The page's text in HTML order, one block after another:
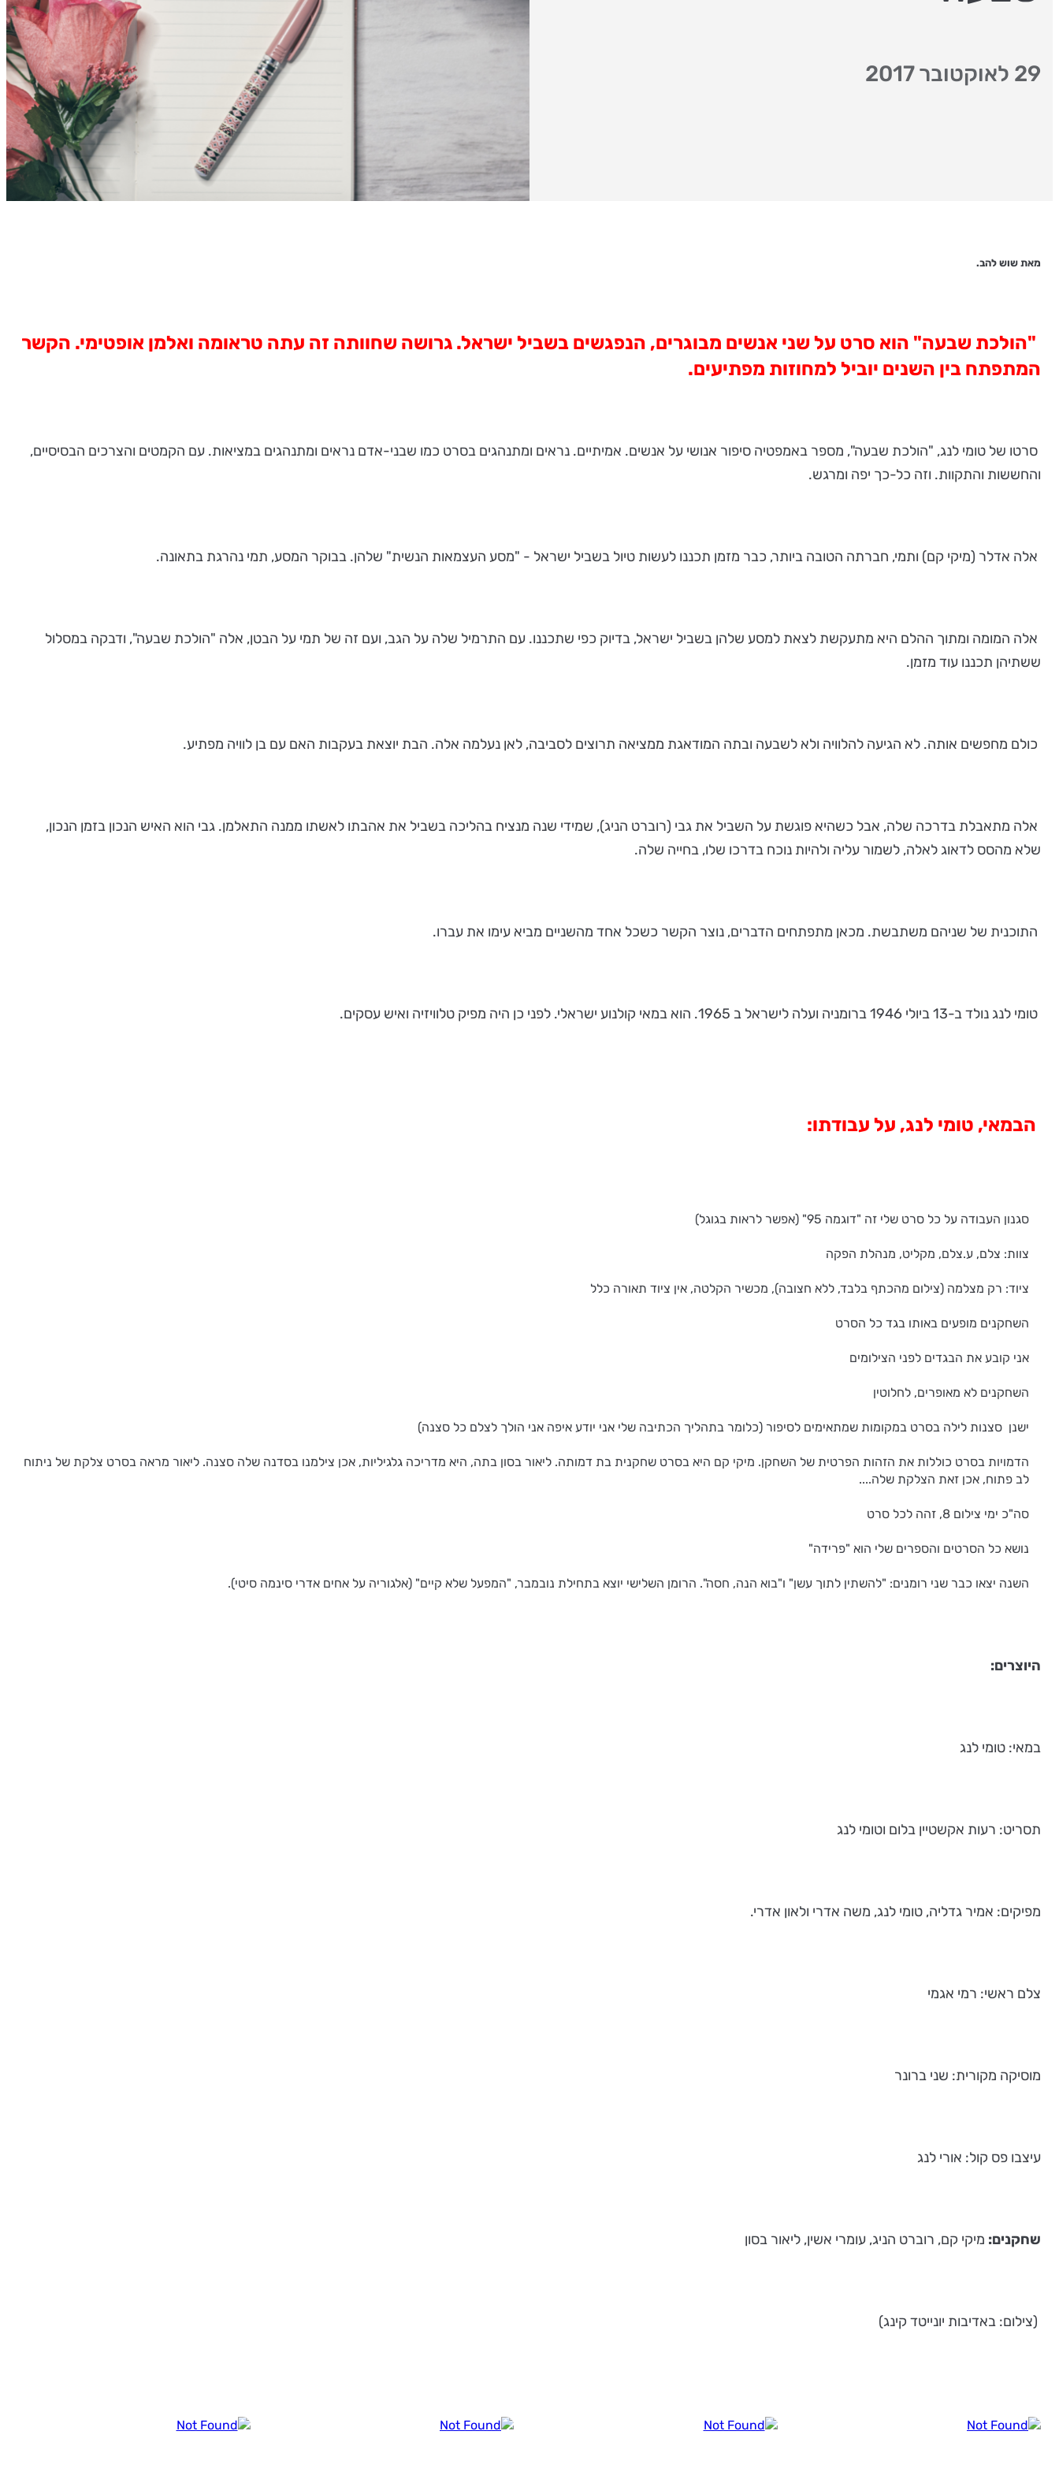
29 לאוקטובר 2017
מאת שוש להב.
"הולכת שבעה" הוא סרט על שני אנשים מבוגרים, הנפגשים בשביל ישראל. גרושה שחוותה זה עתה טראומה ואלמן אופטימי. הקשר
המתפתח בין השנים יוביל למחוזות מפתיעים.
סרטו של טומי לנג, "הולכת שבעה", מספר באמפטיה סיפור אנושי על אנשים. אמיתיים. נראים ומתנהגים בסרט כמו שבני-אדם נראים ומתנהגים במציאות. עם הקמטים והצרכים הבסיסיים,
והחששות והתקוות. וזה כל-כך יפה ומרגש.
אלה אדלר (מיקי קם) ותמי, חברתה הטובה ביותר, כבר מזמן תכננו לעשות טיול בשביל ישראל - "מסע העצמאות הנשית" שלהן. בבוקר המסע, תמי נהרגת בתאונה.
אלה המומה ומתוך ההלם היא מתעקשת לצאת למסע שלהן בשביל ישראל, בדיוק כפי שתכננו. עם התרמיל שלה על הגב, ועם זה של תמי על הבטן, אלה "הולכת שבעה", ודבקה במסלול
ששתיהן תכננו עוד מזמן.
כולם מחפשים אותה. לא הגיעה להלוויה ולא לשבעה ובתה המודאגת ממציאה תרוצים לסביבה, לאן נעלמה אלה. הבת יוצאת בעקבות האם עם בן לוויה מפתיע.
אלה מתאבלת בדרכה שלה, אבל כשהיא פוגשת על השביל את גבי (רוברט הניג), שמידי שנה מנציח בהליכה בשביל את אהבתו לאשתו ממנה התאלמן. גבי הוא האיש הנכון בזמן הנכון,
שלא מהסס לדאוג לאלה, לשמור עליה ולהיות נוכח בדרכו שלו, בחייה שלה.
התוכנית של שניהם משתבשת. מכאן מתפתחים הדברים, נוצר הקשר כשכל אחד מהשניים מביא עימו את עברו.
טומי לנג נולד ב-13 ביולי 1946 ברומניה ועלה לישראל ב 1965. הוא במאי קולנוע ישראלי. לפני כן היה מפיק טלוויזיה ואיש עסקים.
הבמאי, טומי לנג, על עבודתו:
סגנון העבודה על כל סרט שלי זה "דוגמה 95" (אפשר לראות בגוגל)
צוות: צלם, ע.צלם, מקליט, מנהלת הפקה
ציוד: רק מצלמה (צילום מהכתף בלבד, ללא חצובה), מכשיר הקלטה, אין ציוד תאורה כלל
השחקנים מופעים באותו בגד כל הסרט
אני קובע את הבגדים לפני הצילומים
השחקנים לא מאופרים, לחלוטין
ישנן סצנות לילה בסרט במקומות שמתאימים לסיפור (כלומר בתהליך הכתיבה שלי אני יודע איפה אני הולך לצלם כל סצנה)
הדמויות בסרט כוללות את הזהות הפרטית של השחקן. מיקי קם היא בסרט שחקנית בת דמותה. ליאור בסון בתה, היא מדריכה גלגיליות, אכן צילמנו בסדנה שלה סצנה. ליאור מראה בסרט צלקת של ניתוח
לב פתוח, אכן זאת הצלקת שלה....
סה"כ ימי צילום 8, זהה לכל סרט
נושא כל הסרטים והספרים שלי הוא "פרידה"
השנה יצאו כבר שני רומנים: "להשתין לתוך עשן" ו"בוא הנה, חסה". הרומן השלישי יוצא בתחילת נובמבר, "המפעל שלא קיים" (אלגוריה על אחים אדרי סינמה סיטי).
היוצרים:
במאי: טומי לנג
תסריט: רעות אקשטיין בלום וטומי לנג
מפיקים: אמיר גדליה, טומי לנג, משה אדרי ולאון אדרי.
צלם ראשי: רמי אגמי
מוסיקה מקורית: שני ברונר
עיצבו פס קול: אורי לנג
שחקנים: מיקי קם, רוברט הניג, עומרי אשין, ליאור בסון
(צילום: באדיבות יונייטד קינג)